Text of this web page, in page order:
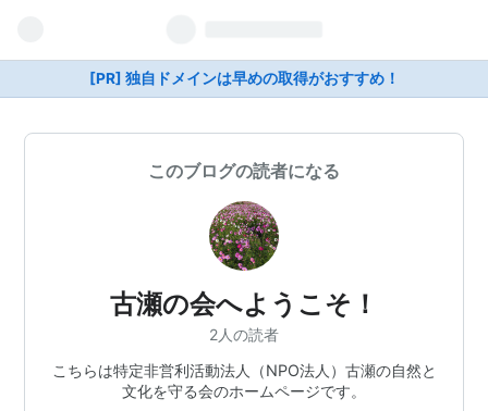
[PR] 独自ドメインは早めの取得がおすすめ！
このブログの読者になる
古瀬の会へようこそ！
2人の読者
こちらは特定非営利活動法人（NPO法人）古瀬の自然と
文化を守る会のホームページです。